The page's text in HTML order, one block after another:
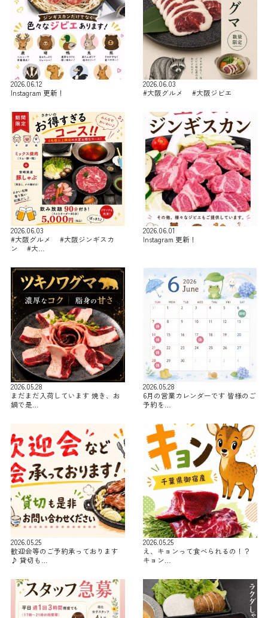
2026.06.12
Instagram 更新！
2026.06.03
#大阪グルメ #大阪ジビエ
2026.06.03
#大阪グルメ #大阪ジンギスカ
ン #大…
2026.06.01
Instagram 更新！
2026.05.28
まだまだ入荷しています 焼き、お
鍋で是…
2026.05.28
6月の営業カレンダーです 皆様のご
予約を…
2026.05.25
歓迎会等のご予約承っております
♪ 貸切も…
2026.05.25
え、キョンって食べられるの！？
キョン…